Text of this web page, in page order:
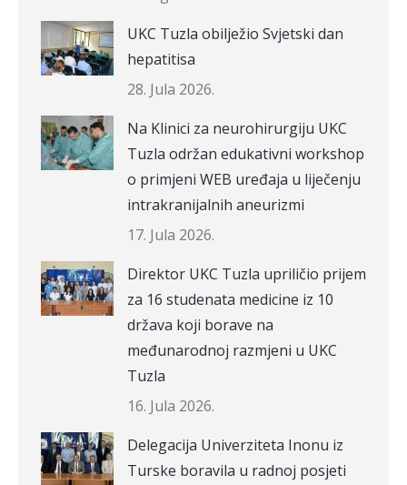
UKC Tuzla obilježio Svjetski dan
hepatitisa
28. Jula 2026.
Na Klinici za neurohirurgiju UKC
Tuzla održan edukativni workshop
o primjeni WEB uređaja u liječenju
intrakranijalnih aneurizmi
17. Jula 2026.
Direktor UKC Tuzla upriličio prijem
za 16 studenata medicine iz 10
država koji borave na
međunarodnoj razmjeni u UKC
Tuzla
16. Jula 2026.
Delegacija Univerziteta Inonu iz
Turske boravila u radnoj posjeti